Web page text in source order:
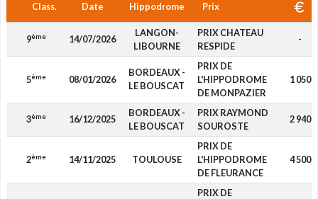
Class. Date Hippodrome Prix
9ème 14/07/2026
LANGON-
LIBOURNE
PRIX CHATEAU
RESPIDE
-
5ème 08/01/2026
BORDEAUX -
LE BOUSCAT
PRIX DE
L'HIPPODROME
DE MONPAZIER
1 050
3ème 16/12/2025
BORDEAUX -
LE BOUSCAT
PRIX RAYMOND
SOUROSTE
2 940
2ème 14/11/2025 TOULOUSE
PRIX DE
L'HIPPODROME
DE FLEURANCE
4 500
PRIX DE